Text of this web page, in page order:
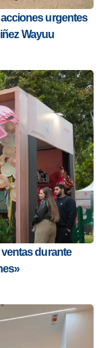
urgentes
Wayuu
ventas durante